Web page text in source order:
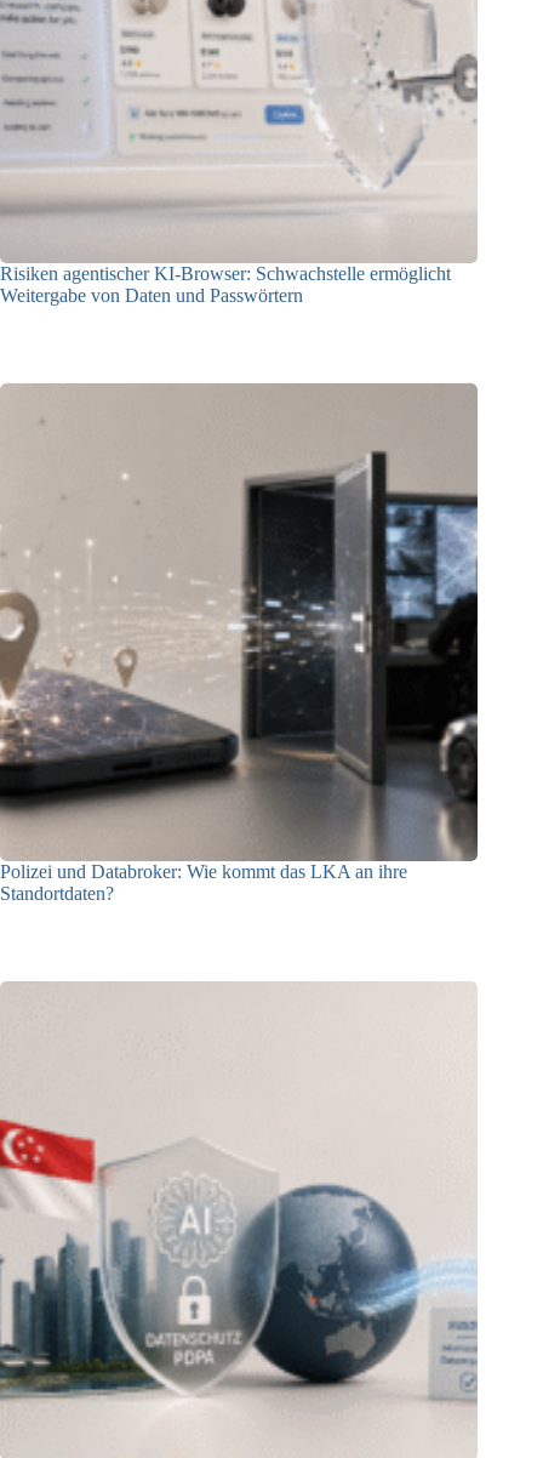
Risiken agentischer KI-Browser: Schwachstelle ermöglicht
Weitergabe von Daten und Passwörtern
Polizei und Databroker: Wie kommt das LKA an ihre
Standortdaten?